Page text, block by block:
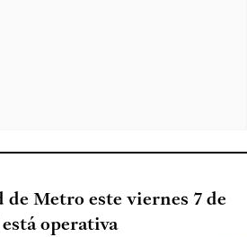
Metro este viernes 7 de
operativa